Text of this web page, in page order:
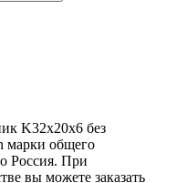
K32x20x6 без
марки общего
Россия. При
вы можете заказать